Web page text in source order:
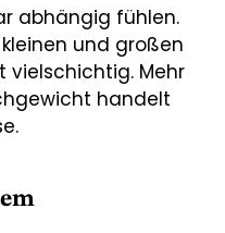
abhängig fühlen.
und großen
vielschichtig. Mehr
handelt